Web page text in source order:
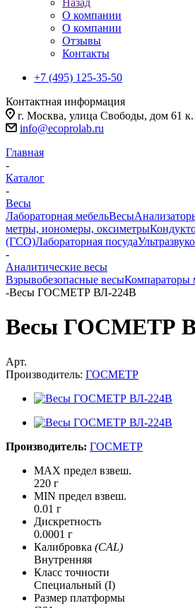
Назад
О компании
О компании
Отзывы
Контакты
+7 (495) 125-35-50
Контактная информация
г. Москва, улица Свободы, дом 61
info@ecoprolab.ru
Главная
-
Каталог
-
Весы
Лабораторная мебельВесы
метры, иономеры, оксиметры
(ГСО)Лабораторная посуда
-
Аналитические весы
Взрывобезопасные весыКомпараторы
-Весы ГОСМЕТР ВЛ-224В
Весы ГОСМЕТР
Арт.
Производитель: ГОСМЕТР
Производитель: ГОСМЕТР
MAX предел взвеш.
220 г
MIN предел взвеш.
0.01 г
Дискретность
0.0001 г
Калибровка (CAL)
Внутренняя
Класс точности
Специальный (I)
Размер платформы